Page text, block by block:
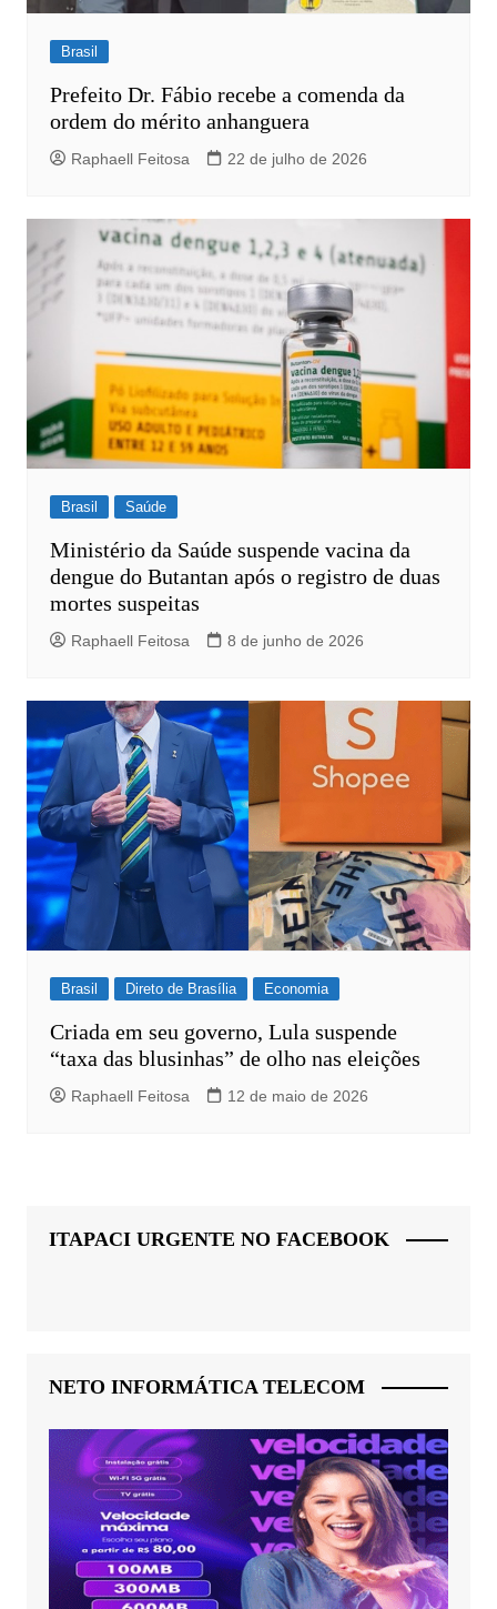
Brasil
Prefeito Dr. Fábio recebe a comenda da
ordem do mérito anhanguera
Raphaell Feitosa 22 de julho de 2026
Brasil Saúde
Ministério da Saúde suspende vacina da
dengue do Butantan após o registro de duas
mortes suspeitas
Raphaell Feitosa 8 de junho de 2026
Brasil Direto de Brasília Economia
Criada em seu governo, Lula suspende
“taxa das blusinhas” de olho nas eleições
Raphaell Feitosa 12 de maio de 2026
ITAPACI URGENTE NO FACEBOOK
NETO INFORMÁTICA TELECOM